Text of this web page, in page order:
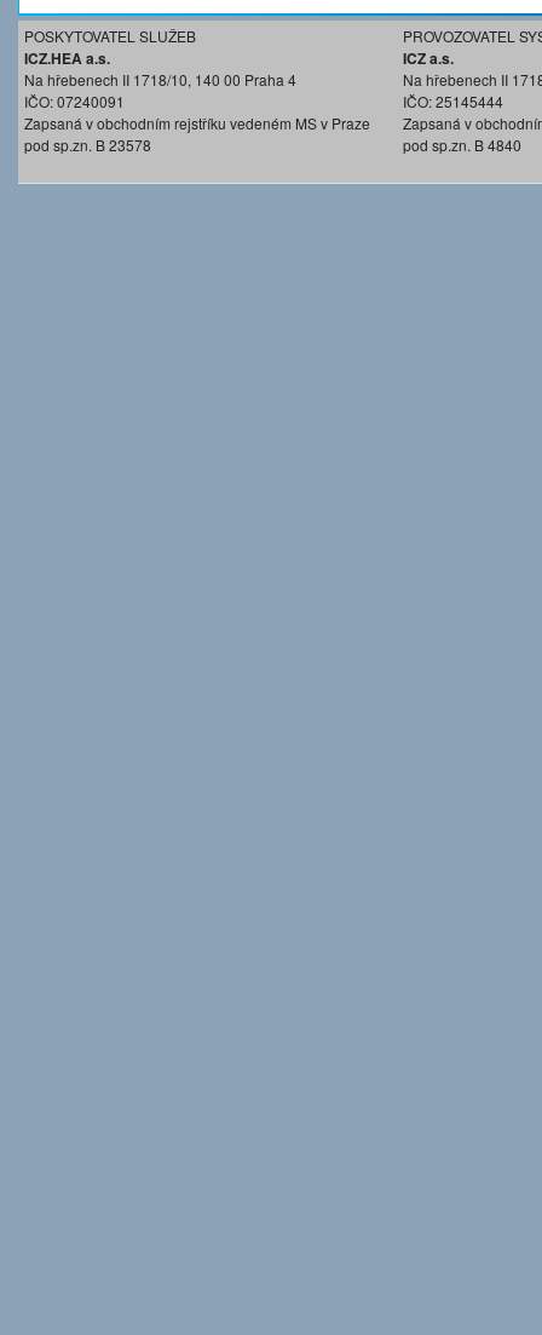
POSKYTOVATEL SLUŽEB
ICZ.HEA a.s.
Na hřebenech II 1718/10, 140 00 Praha 4
IČO: 07240091
Zapsaná v obchodním rejstříku vedeném MS v Praze
pod sp.zn. B 23578
PROVOZOVATEL
ICZ a.s.
Na hřebenech II
IČO: 25145444
Zapsaná v
pod sp.zn. B 4840